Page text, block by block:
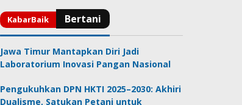
Jawa Timur Mantapkan Diri Jadi
Laboratorium Inovasi Pangan Nasional
Pengukuhkan DPN HKTI 2025–2030: Akhiri
Dualisme, Satukan Petani untuk